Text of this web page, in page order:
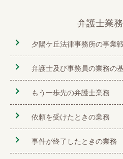
弁護士業
夕陽ケ丘法律事務所の事業
弁護士及び事務員の業務の
もう一歩先の弁護士業務
依頼を受けたときの業務
事件が終了したときの業務